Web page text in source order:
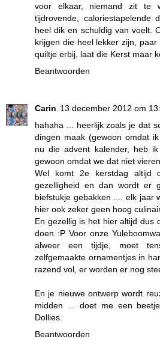
voor elkaar, niemand zit te
tijdrovende, caloriestapelende
heel dik en schuldig van voelt.
krijgen die heel lekker zijn, paar
quiltje erbij, laat die Kerst maar
Beantwoorden
Carin 13 december 2012 om
hahaha ... heerlijk zoals je dat
dingen maak (gewoon omdat
nu die advent kalender, heb
gewoon omdat we dat niet vieren
Wel komt 2e kerstdag altijd
gezelligheid en dan wordt er
biefstukje gebakken .... elk jaar
hier ook zeker geen hoog
En gezellig is het hier altijd dus
doen :P Voor onze
alweer een tijdje, moet
zelfgemaakte ornamentjes in
razend vol, er worden er nog
En je nieuwe ontwerp wordt
midden ... doet me een
Dollies.
Beantwoorden